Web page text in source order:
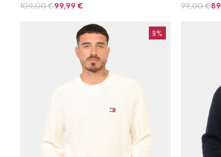
109,00 €99,99 € 99,00 €
9%